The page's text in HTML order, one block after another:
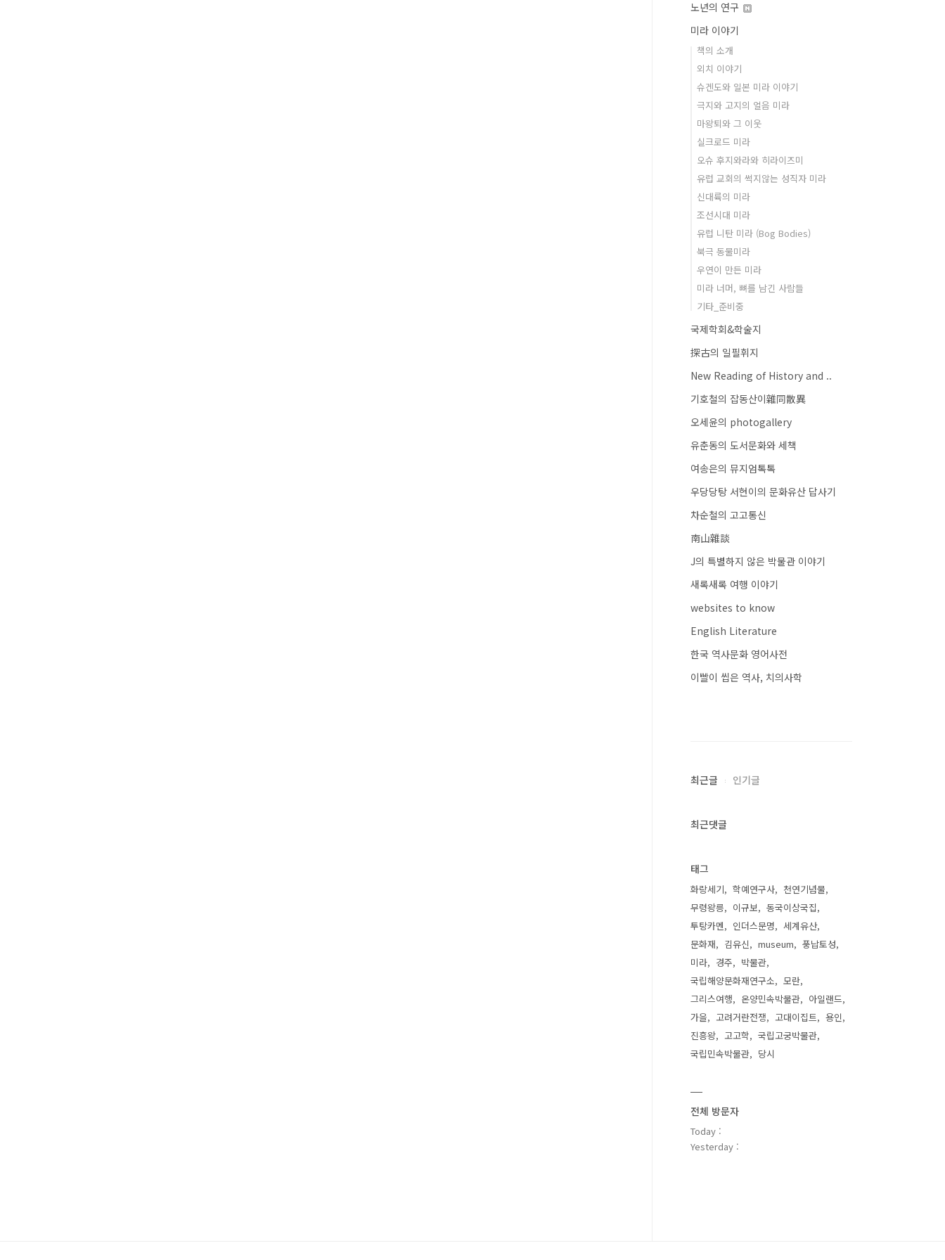
노년의 연구
미라 이야기
책의 소개
외치 이야기
슈겐도와 일본 미라 이야기
극지와 고지의 얼음 미라
마왕퇴와 그 이웃
실크로드 미라
오슈 후지와라와 히라이즈미
유럽 교회의 썩지않는 성직자 미라
신대륙의 미라
조선시대 미라
유럽 니탄 미라 (Bog Bodies)
북극 동물미라
우연이 만든 미라
미라 너머, 뼈를 남긴 사람들
기타_준비중
국제학회&학술지
探古의 일필휘지
New Reading of History and ..
기호철의 잡동산이雜同散異
오세윤의 photogallery
유춘동의 도서문화와 세책
여송은의 뮤지엄톡톡
우당당탕 서현이의 문화유산 답사기
차순철의 고고통신
南山雜談
J의 특별하지 않은 박물관 이야기
새록새록 여행 이야기
websites to know
English Literature
한국 역사문화 영어사전
이빨이 씹은 역사, 치의사학
최근글 인기글
최근댓글
태그
화랑세기 학예연구사
천연기념물
무령왕릉
이규보
동국이상국집
투탕카멘
인더스문명
세계유산
문화재
김유신 museum
풍납토성
미라
경주
박물관
국립해양문화재연구소
모란
그리스여행
온양민속박물관
아일랜드
가을
고려거란전쟁 고대이집트
용인
진흥왕
고고학
국립고궁박물관
국립민속박물관
당시
전체 방문자
Today :
Yesterday :